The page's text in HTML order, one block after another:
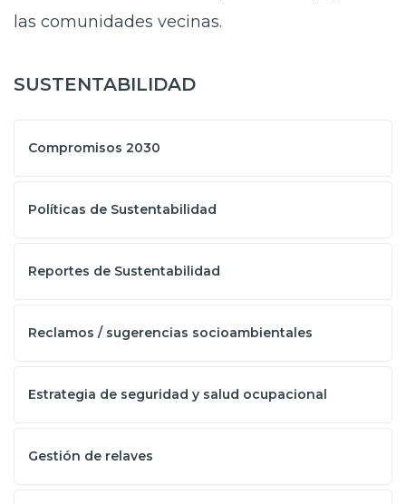
las comunidades vecinas.
SUSTENTABILIDAD
Compromisos 2030
Políticas de Sustentabilidad
Reportes de Sustentabilidad
Reclamos / sugerencias socioambientales
Estrategia de seguridad y salud ocupacional
Gestión de relaves